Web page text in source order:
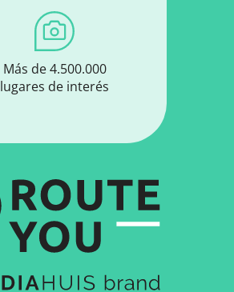
Más de 4.500.000
lugares de interés